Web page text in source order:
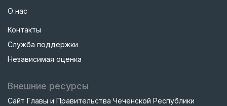
О нас
Контакты
Служба поддержки
Независимая оценка
Внешние ресурсы
Сайт Главы и Правительства Чеченской Республики